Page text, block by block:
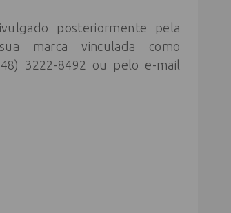
posteriormente pela
marca vinculada como
3222-8492 ou pelo e-mail